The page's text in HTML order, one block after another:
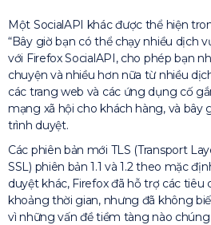
Một SocialAPI khác được thể hiện
“Bây giờ bạn có thể chạy nhiều dịch
với Firefox SocialAPI, cho phép bạn
chuyện và nhiều hơn nữa từ nhiều
các trang web và các ứng dụng cố
mạng xã hội cho khách hàng, và bây
trình duyệt.
Các phiên bản mới TLS (Transport
SSL) phiên bản 1.1 và 1.2 theo mặc
duyệt khác, Firefox đã hỗ trợ các
khoảng thời gian, nhưng đã không
vì những vấn đề tiềm tàng nào